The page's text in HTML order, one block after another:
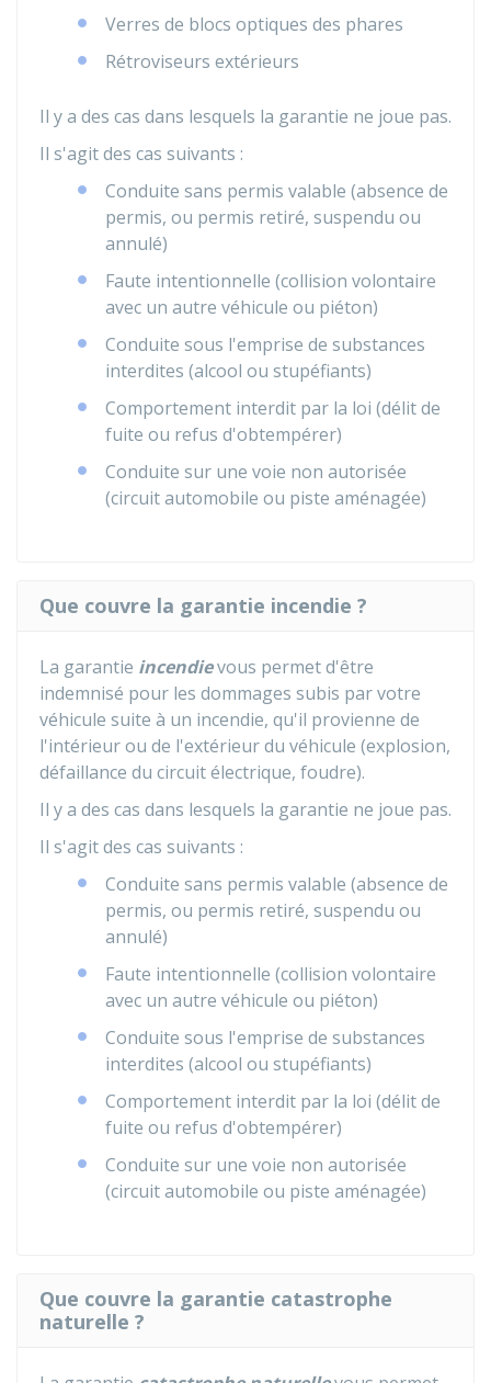
Verres de blocs optiques des phares
Rétroviseurs extérieurs
Il y a des cas dans lesquels la garantie ne joue pas.
Il s'agit des cas suivants :
Conduite sans permis valable (absence de
permis, ou permis retiré, suspendu ou
annulé)
Faute intentionnelle (collision volontaire
avec un autre véhicule ou piéton)
Conduite sous l'emprise de substances
interdites (alcool ou stupéfiants)
Comportement interdit par la loi (délit de
fuite ou refus d'obtempérer)
Conduite sur une voie non autorisée
(circuit automobile ou piste aménagée)
Que couvre la garantie incendie ?
La garantie incendievous permet d'être
indemnisé pour les dommages subis par votre
véhicule suite à un incendie, qu'il provienne de
l'intérieur ou de l'extérieur du véhicule (explosion,
défaillance du circuit électrique, foudre).
Il y a des cas dans lesquels la garantie ne joue pas.
Il s'agit des cas suivants :
Conduite sans permis valable (absence de
permis, ou permis retiré, suspendu ou
annulé)
Faute intentionnelle (collision volontaire
avec un autre véhicule ou piéton)
Conduite sous l'emprise de substances
interdites (alcool ou stupéfiants)
Comportement interdit par la loi (délit de
fuite ou refus d'obtempérer)
Conduite sur une voie non autorisée
(circuit automobile ou piste aménagée)
Que couvre la garantie catastrophe
naturelle ?